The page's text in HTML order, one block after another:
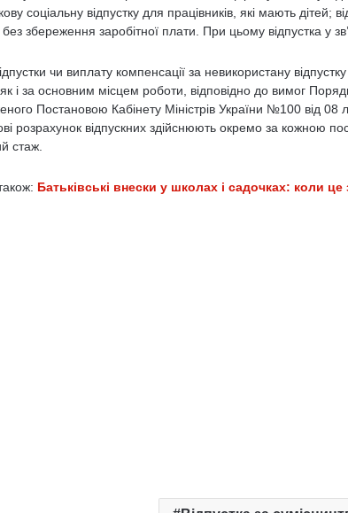
соціальну відпустку для працівників, які мають дітей;
без збереження заробітної плати. При цьому відпустка у
чи виплату компенсації за невикористану
і за основним місцем роботи, відповідно до вимог
Постановою Кабінету Міністрів України №100 від
розрахунок відпускних здійснюють окремо за кожною
стаж.
Батьківські внески у школах і садочках: коли це